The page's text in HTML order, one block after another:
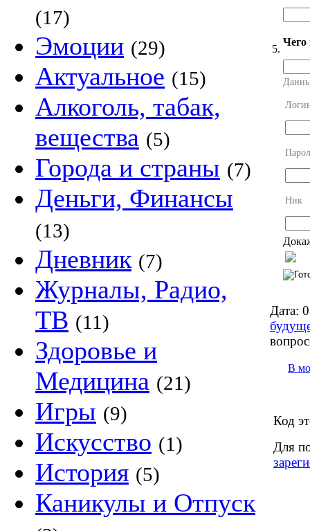
(17)
Эмоции (29)
Актуальное (15)
Алкоголь, табак,
вещества (5)
Города и страны (7)
Деньги, Финансы
(13)
Дневник (7)
Журналы, Радио,
ТВ (11)
Здоровье и
Медицина (21)
Игры (9)
Искусство (1)
История (5)
Каникулы и Отпуск
5.
Чего
Ник
Дата:
В
Код
Для